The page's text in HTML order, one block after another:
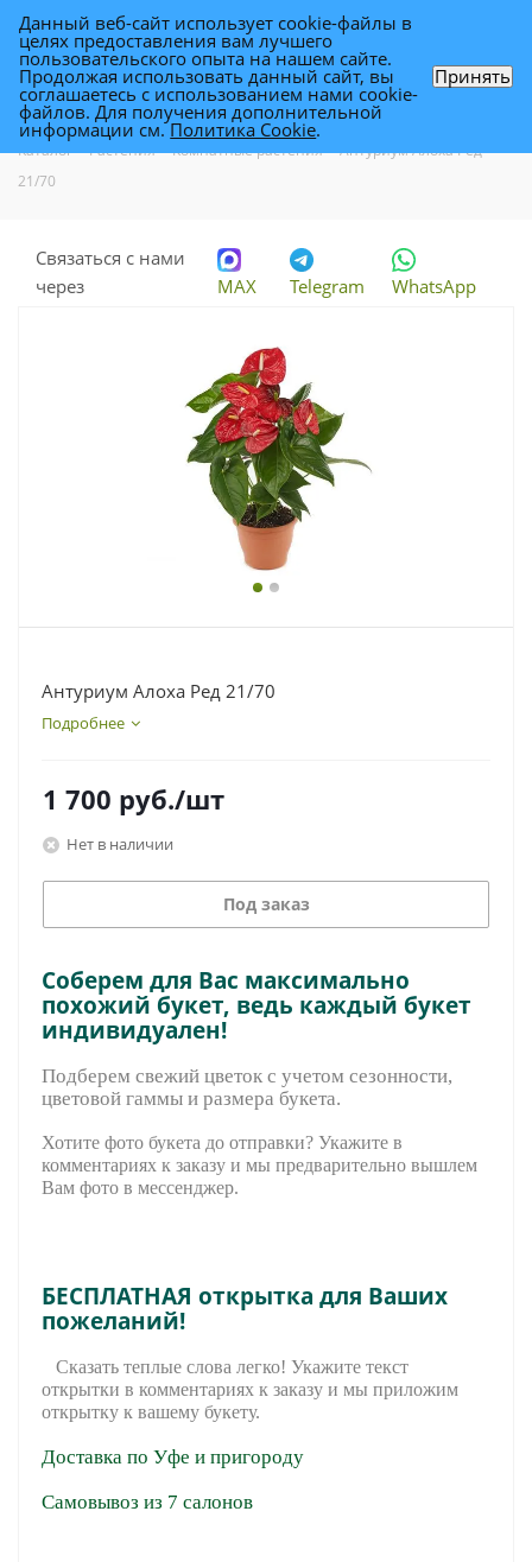
Антуриум Алоха Ред 21/70
Каталог - Растения - Комнатные растения - Антуриум Алоха Ред
21/70
Связаться с нами
через
MAX Telegram WhatsApp
Антуриум Алоха Ред 21/70
Подробнее
1 700 руб./шт
Нет в наличии
Под заказ
Соберем для Вас максимально
похожий букет, ведь каждый букет
индивидуален!
Подберем свежий цветок с учетом сезонности,
цветовой гаммы и размера букета.
Хотите фото букета до отправки? Укажите в
комментариях к заказу и мы предварительно вышлем
Вам фото в мессенджер.
БЕСПЛАТНАЯ открытка для Ваших
пожеланий!
Сказать теплые слова легко! Укажите текст
открытки в комментариях к заказу и мы приложим
открытку к вашему букету.
Доставка по Уфе и пригороду
Самовывоз из 7 салонов
Данный веб-сайт использует cookie-файлы в
целях предоставления вам лучшего
пользовательского опыта на нашем сайте.
Продолжая использовать данный сайт, вы
соглашаетесь с использованием нами cookie-
файлов. Для получения дополнительной
информации см.Политика Cookie.
Принять